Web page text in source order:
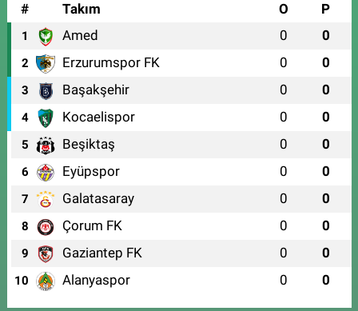
#
Takım O P
1 Amed 0 0
2 Erzurumspor FK 0 0
3 Başakşehir 0 0
4 Kocaelispor 0 0
5 Beşiktaş 0 0
6 Eyüpspor 0 0
7 Galatasaray 0 0
8 Çorum FK 0 0
9 Gaziantep FK 0 0
10 Alanyaspor 0 0